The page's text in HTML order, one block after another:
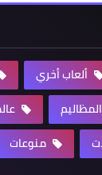
ألعاب أخري
منوعات